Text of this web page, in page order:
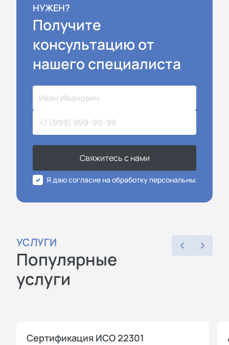
НУЖЕН?
Получите
консультацию от
нашего специалиста
Свяжитесь с нами
Я даю согласие на обработку персональных
УСЛУГИ
Популярные
услуги
Сертификация ИСО 22301